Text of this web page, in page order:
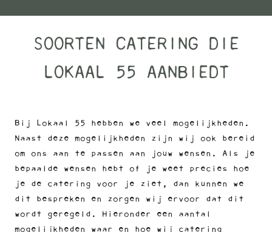
SOORTEN CATERING DIE
LOKAAL 55 AANBIEDT
Bij Lokaal 55 hebben we veel mogelijkheden.
Naast deze mogelijkheden zijn wij ook bereid
om ons aan te passen aan jouw wensen. Als je
bepaalde wensen hebt of je weet precies hoe
je de catering voor je ziet, dan kunnen we
dit bespreken en zorgen wij ervoor dat dit
wordt geregeld. Hieronder een aantal
mogelijkheden waar en hoe wij catering